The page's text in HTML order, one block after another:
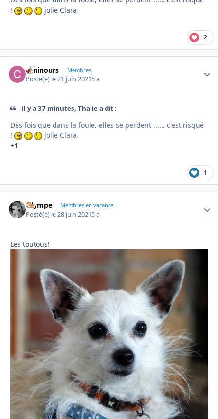
!
jolie Clara
2
caninours Membres
Posté(e) le 21 juin 20215 a
il y a 37 minutes, Thalie a dit :
Dès fois que dans la foule, elles se perdent ...... c'est risqué
!
jolie Clara
+1
1
Olympe Membres en vacance
Posté(e) le 28 juin 20215 a
Les toutous!